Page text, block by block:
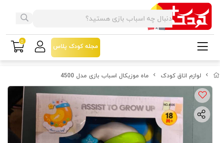
لوازم اتاق کودک ماه موزیکال اسباب بازی مدل 4500
مجله کودک پلاس
0